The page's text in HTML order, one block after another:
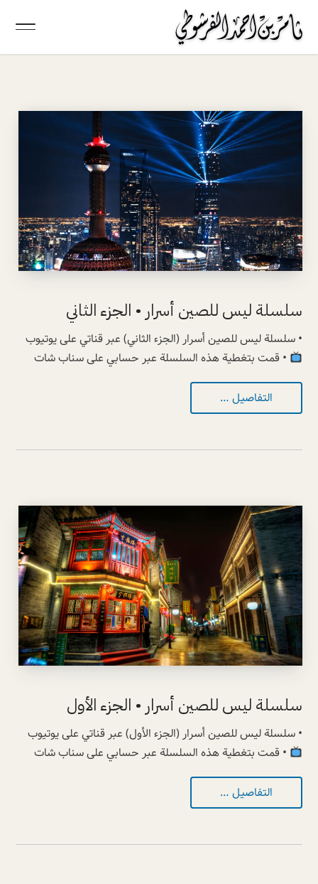
سلسلة ليس للصين أسرار • الجزء الثاني
• سلسلة ليس للصين أسرار (الجزء الثاني) عبر قناتي على يوتيوب
• قمت بتغطية هذه السلسلة عبر حسابي على سناب شات
التفاصيل …
سلسلة ليس للصين أسرار • الجزء الأول
• سلسلة ليس للصين أسرار (الجزء الأول) عبر قناتي على يوتيوب
• قمت بتغطية هذه السلسلة عبر حسابي على سناب شات
التفاصيل …